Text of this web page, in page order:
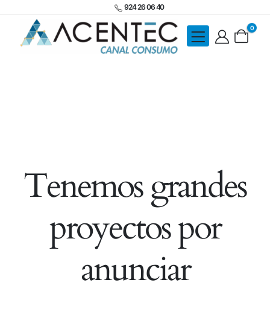
924 26 06 40
0
Tenemos grandes
proyectos por
anunciar